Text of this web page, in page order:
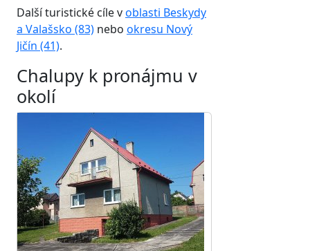
Další turistické cíle voblasti Beskydy
a Valašsko (83) nebo okresu Nový
Jičín (41).
Chalupy k pronájmu v
okolí